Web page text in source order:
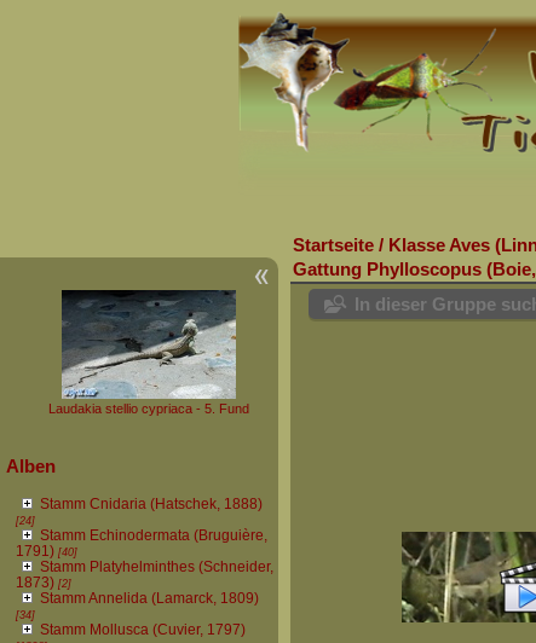
Laudakia stellio cypriaca - 5. Fund
Alben
Stamm Cnidaria (Hatschek, 1888)
[24]
Stamm Echinodermata (Bruguière,
1791)[40]
Stamm Platyhelminthes (Schneider,
1873)[2]
Stamm Annelida (Lamarck, 1809)
[34]
Stamm Mollusca (Cuvier, 1797)
Startseite / Klasse Aves
Gattung Phylloscopus
In dieser Gruppe